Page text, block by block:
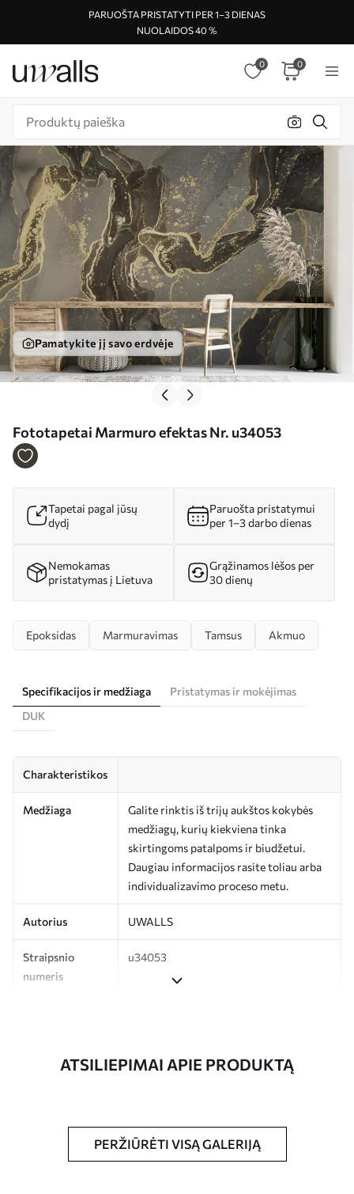
PARUOŠTA PRISTATYTI PER 1–3 DIENAS
NUOLAIDOS 40 %
0 0
Pamatykite jį savo erdvėje
Fototapetai Marmuro efektas Nr. u34053
Tapetai pagal jūsų
dydį
Paruošta pristatymui
per 1–3 darbo dienas
Nemokamas
pristatymas į Lietuva
Grąžinamos lėšos per
30 dienų
Epoksidas Marmuravimas Tamsus Akmuo
Specifikacijos ir medžiaga
Pristatymas ir mokėjimas
DUK
Charakteristikos
Medžiaga
Galite rinktis iš trijų aukštos kokybės
medžiagų, kurių kiekviena tinka
skirtingoms patalpoms ir biudžetui.
Daugiau informacijos rasite toliau arba
individualizavimo proceso metu.
Autorius UWALLS
Straipsnio
numeris
u34053
Tapetus galima švelniai valyti minkšta
kempine. Lakuotus tapetus galima valyti
ATSILIEPIMAI APIE PRODUKTĄ
PERŽIŪRĖTI VISĄ GALERIJĄ